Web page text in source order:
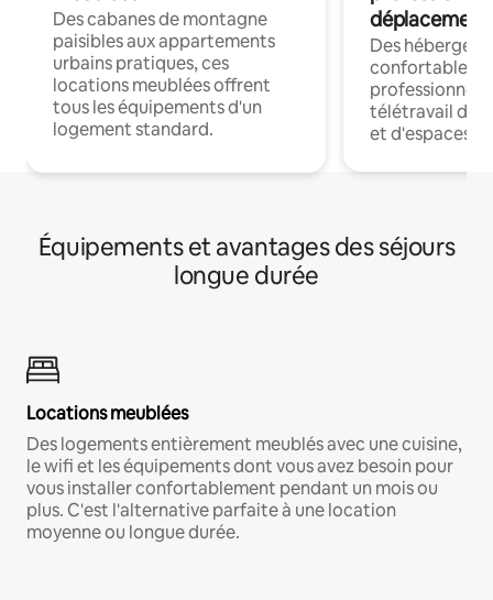
Des cabanes de montagne
paisibles aux appartements
urbains pratiques, ces
locations meublées offrent
tous les équipements d'un
logement standard.
déplacement
Des
confortables
professionnels
télétravail
et d'espaces
Équipements et avantages des séjours
longue durée
Locations meublées
Des logements entièrement meublés avec une cuisine,
le wifi et les équipements dont vous avez besoin pour
vous installer confortablement pendant un mois ou
plus. C'est l'alternative parfaite à une location
moyenne ou longue durée.